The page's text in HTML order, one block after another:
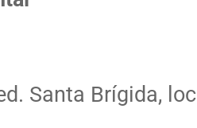
Santa Brígida,